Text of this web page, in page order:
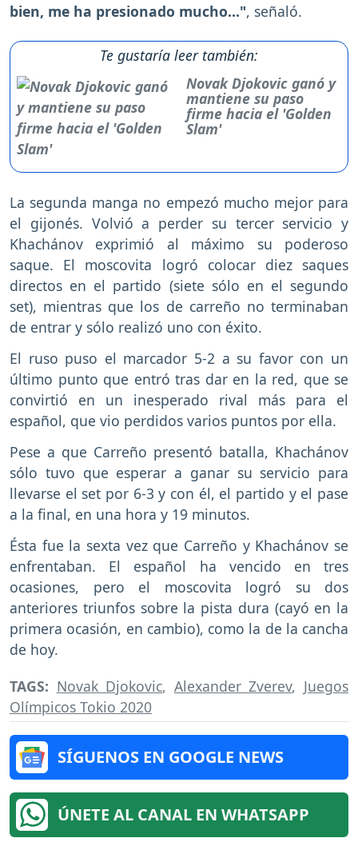
bien, me ha presionado mucho...", señaló.
Te gustaría leer también:
Novak Djokovic ganó y
mantiene su paso
firme hacia el 'Golden
Slam'
La segunda manga no empezó mucho mejor para
el gijonés. Volvió a perder su tercer servicio y
Khachánov exprimió al máximo su poderoso
saque. El moscovita logró colocar diez saques
directos en el partido (siete sólo en el segundo
set), mientras que los de carreño no terminaban
de entrar y sólo realizó uno con éxito.
El ruso puso el marcador 5-2 a su favor con un
último punto que entró tras dar en la red, que se
convirtió en un inesperado rival más para el
español, que vio perdidos varios puntos por ella.
Pese a que Carreño presentó batalla, Khachánov
sólo tuvo que esperar a ganar su servicio para
llevarse el set por 6-3 y con él, el partido y el pase
a la final, en una hora y 19 minutos.
Ésta fue la sexta vez que Carreño y Khachánov se
enfrentaban. El español ha vencido en tres
ocasiones, pero el moscovita logró su dos
anteriores triunfos sobre la pista dura (cayó en la
primera ocasión, en cambio), como la de la cancha
de hoy.
TAGS: Novak Djokovic, Alexander Zverev, Juegos
Olímpicos Tokio 2020
SÍGUENOS EN GOOGLE NEWS
ÚNETE AL CANAL EN WHATSAPP